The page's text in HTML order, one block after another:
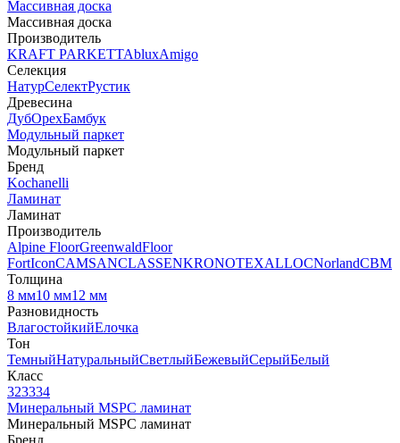
Массивная доска
Массивная доска
Производитель
KRAFT PARKETTAbluxAmigo
Селекция
НатурСелектРустик
Древесина
ДубОрехБамбук
Модульный паркет
Модульный паркет
Бренд
Kochanelli
Ламинат
Ламинат
Производитель
Alpine FloorGreenwaldFloor
FortIconCAMSANCLASSENKRONOTEXALLOCNorlandCBM
Толщина
8 мм10 мм12 мм
Разновидность
ВлагостойкийЕлочка
Тон
ТемныйНатуральныйСветлыйБежевыйСерыйБелый
Класс
323334
Минеральный MSPC ламинат
Минеральный MSPC ламинат
Бренд